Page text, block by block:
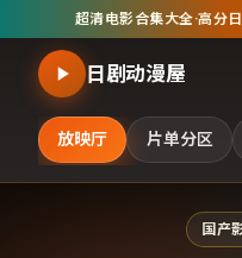
超清电影合集大全·高分
日剧动漫屋
放映厅 片单分区
国产